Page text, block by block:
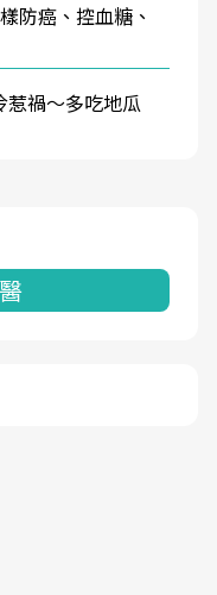
防癌、控血糖、
惹禍〜多吃地瓜